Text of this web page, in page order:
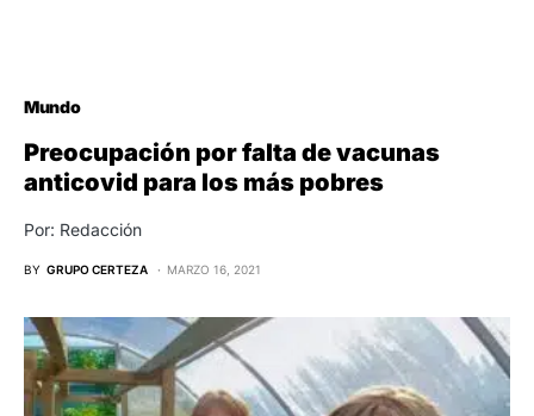
Mundo
Preocupación por falta de vacunas
anticovid para los más pobres
Por: Redacción
BY GRUPO CERTEZA MARZO 16, 2021